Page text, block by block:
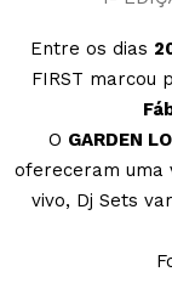
Entre os dias
FIRST marcou
O GARDEN
ofereceram uma
vivo, Dj Sets